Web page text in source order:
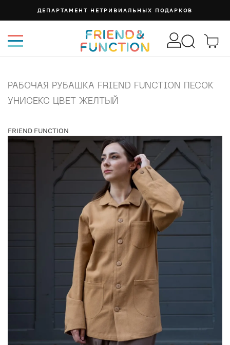
ДЕПАРТАМЕНТ НЕТРИВИАЛЬНЫХ ПОДАРКОВ
РАБОЧАЯ РУБАШКА FRIEND FUNCTION ПЕСОК
УНИСЕКС ЦВЕТ ЖЕЛТЫЙ
FRIEND FUNCTION